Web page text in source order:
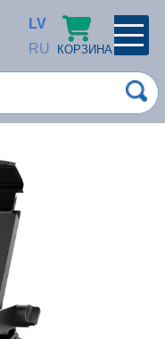
LV
RU
КОРЗИНА